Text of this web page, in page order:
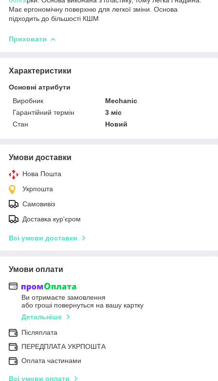
Має ергономічну поверхню для легкої зміни. Основа
підходить до більшості КШМ
Приховати
Характеристики
Основні атрибути
Виробник
Mechanic
Гарантійний термін
3 міс
Стан
Новий
Умови доставки
Нова Пошта
Укрпошта
Самовивіз
Доставка кур'єром
Всі умови доставки
Умови оплати
Ви отримаєте замовлення
або гроші повернуться на вашу картку
Детальніше
Післяплата
ПЕРЕДПЛАТА УКРПОШТА
Оплата частинами
Всі умови оплати